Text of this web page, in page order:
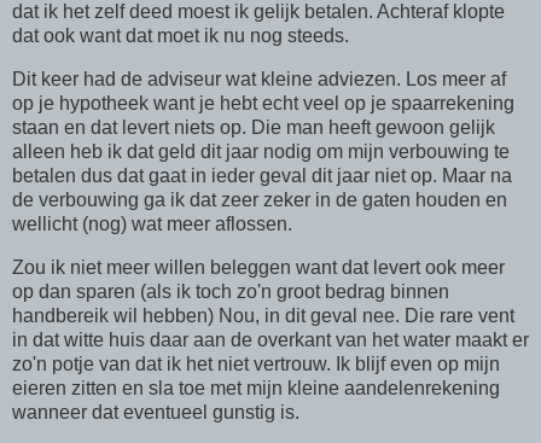
dat ik het zelf deed moest ik gelijk betalen. Achteraf klopte
dat ook want dat moet ik nu nog steeds.
Dit keer had de adviseur wat kleine adviezen. Los meer af
op je hypotheek want je hebt echt veel op je spaarrekening
staan en dat levert niets op. Die man heeft gewoon gelijk
alleen heb ik dat geld dit jaar nodig om mijn verbouwing te
betalen dus dat gaat in ieder geval dit jaar niet op. Maar na
de verbouwing ga ik dat zeer zeker in de gaten houden en
wellicht (nog) wat meer aflossen.
Zou ik niet meer willen beleggen want dat levert ook meer
op dan sparen (als ik toch zo'n groot bedrag binnen
handbereik wil hebben) Nou, in dit geval nee. Die rare vent
in dat witte huis daar aan de overkant van het water maakt er
zo'n potje van dat ik het niet vertrouw. Ik blijf even op mijn
eieren zitten en sla toe met mijn kleine aandelenrekening
wanneer dat eventueel gunstig is.